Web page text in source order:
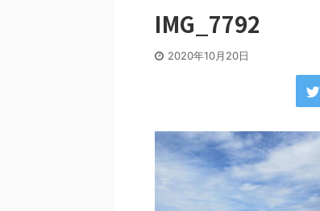
IMG_7792
2020年10月20日